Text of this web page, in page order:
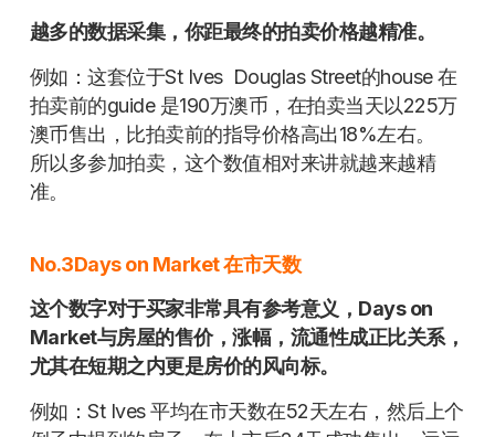
越多的数据采集，你距最终的拍卖价格越精准。
例如：这套位于St Ives Douglas Street的house 在
拍卖前的guide 是190万澳币，在拍卖当天以225万
澳币售出，比拍卖前的指导价格高出18%左右。
所以多参加拍卖，这个数值相对来讲就越来越精
准。
No.3Days on Market 在市天数
这个数字对于买家非常具有参考意义，Days on
Market与房屋的售价，涨幅，流通性成正比关系，
尤其在短期之内更是房价的风向标。
例如：St Ives 平均在市天数在52天左右，然后上个